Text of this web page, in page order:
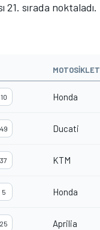
sırada noktaladı.
MOTOSIKLET
10 Honda
49 Ducati
37 KTM
5 Honda
25 Aprilia